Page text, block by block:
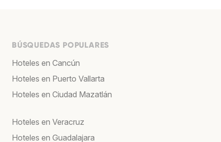
BÚSQUEDAS POPULARES
Hoteles en Cancún
Hoteles en Puerto Vallarta
Hoteles en Ciudad Mazatlán
Hoteles en Veracruz
Hoteles en Guadalajara